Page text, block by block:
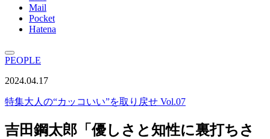
Mail
Pocket
Hatena
PEOPLE
2024.04.17
特集大人の“カッコいい”を取り戻せ Vol.07
吉田鋼太郎「優しさと知性に裏打ちさ